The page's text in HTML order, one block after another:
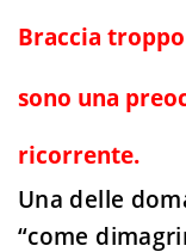
Braccia
sono una
ricorrente.
Una delle
“come